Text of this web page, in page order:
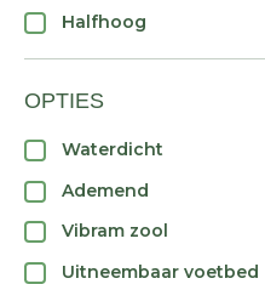
Halfhoog
OPTIES
Waterdicht
Ademend
Vibram zool
Uitneembaar voetbed